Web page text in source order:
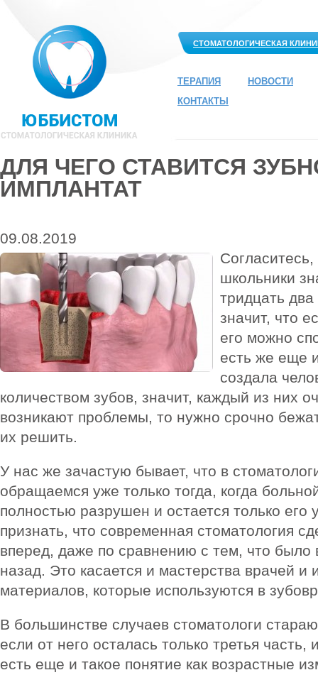
СТОМАТОЛОГИЧЕСКАЯ
ТЕРАПИЯ
НОВОСТИ
КОНТАКТЫ
ДЛЯ ЧЕГО СТАВИТСЯ
ИМПЛАНТАТ
09.08.2019
школьники
тридцать
значит, что
его можно
есть же еще
создала
количеством зубов, значит, каждый из них
возникают проблемы, то нужно срочно
их решить.
У нас же зачастую бывает, что в
обращаемся уже только тогда, когда
полностью разрушен и остается только его
признать, что современная стоматология
вперед, даже по сравнению с тем, что было
назад. Это касается и мастерства врачей и
материалов, которые используются в
В большинстве случаев стоматологи
если от него осталась только третья
есть еще и такое понятие как возрастные